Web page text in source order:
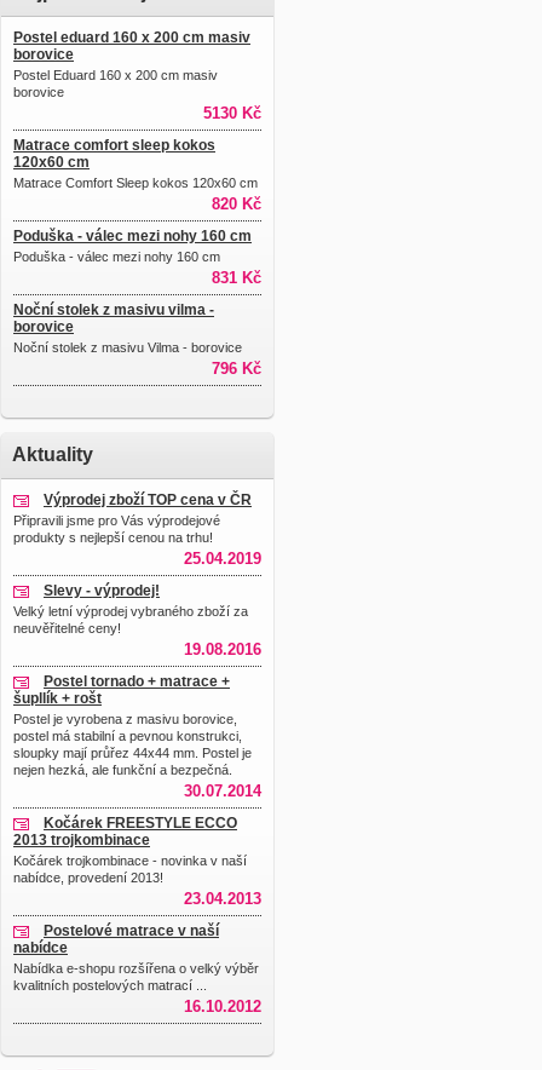
Postel eduard 160 x 200 cm masiv
borovice
Postel Eduard 160 x 200 cm masiv
borovice
5130 Kč
Matrace comfort sleep kokos
120x60 cm
Matrace Comfort Sleep kokos 120x60 cm
820 Kč
Poduška - válec mezi nohy 160 cm
Poduška - válec mezi nohy 160 cm
831 Kč
Noční stolek z masivu vilma -
borovice
Noční stolek z masivu Vilma - borovice
796 Kč
Aktuality
Výprodej zboží TOP cena v ČR
Připravili jsme pro Vás výprodejové
produkty s nejlepší cenou na trhu!
25.04.2019
Slevy - výprodej!
Velký letní výprodej vybraného zboží za
neuvěřitelné ceny!
19.08.2016
Postel tornado + matrace +
šupllík + rošt
Postel je vyrobena z masivu borovice,
postel má stabilní a pevnou konstrukci,
sloupky mají průřez 44x44 mm. Postel je
nejen hezká, ale funkční a bezpečná.
30.07.2014
Kočárek FREESTYLE ECCO
2013 trojkombinace
Kočárek trojkombinace - novinka v naší
nabídce, provedení 2013!
23.04.2013
Postelové matrace v naší
nabídce
Nabídka e-shopu rozšířena o velký výběr
kvalitních postelových matrací ...
16.10.2012